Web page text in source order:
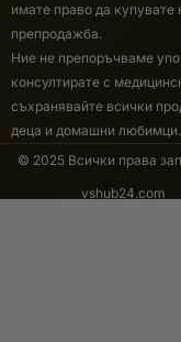
имате право да
препродажба.
Ние не препоръчваме
консултирате с
съхранявайте всички
деца и домашни любимци.
© 2025 Всички права
vshub24.com